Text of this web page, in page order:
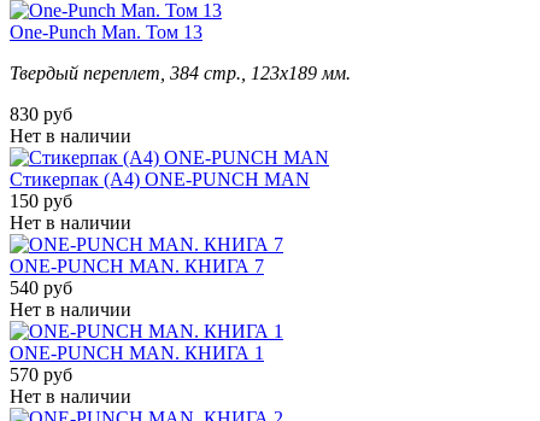
One-Punch Man. Том 13
Твердый переплет, 384 стр., 123х189 мм.
830 руб
Нет в наличии
Стикерпак (A4) ONE-PUNCH MAN
150 руб
Нет в наличии
ONE-PUNCH MAN. КНИГА 7
540 руб
Нет в наличии
ONE-PUNCH MAN. КНИГА 1
570 руб
Нет в наличии